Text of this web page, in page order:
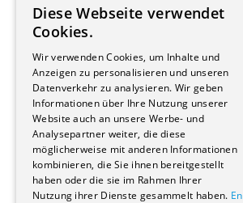
Hersteller/Lieferanten
Bauherrschaften
Immobilienverwaltungsgesellschaften
Stockwerkeigentum
Reportagen
Wohnungen
Renovierungen
Innere Umbauten
Gastgewerbe und Tourismus
Verwaltungsgebäude und Geschäfte
Schuleinrichtungen
FRENCH
Diese Webseite verwendet
Cookies.
Wir verwenden Cookies, um Inhalte und
Anzeigen zu personalisieren und unseren
Datenverkehr zu analysieren. Wir geben
Informationen über Ihre Nutzung unserer
Website auch an unsere Werbe- und
Analysepartner weiter, die diese
möglicherweise mit anderen Informationen
kombinieren, die Sie ihnen bereitgestellt
haben oder die sie im Rahmen Ihrer
Nutzung ihrer Dienste gesammelt haben. En